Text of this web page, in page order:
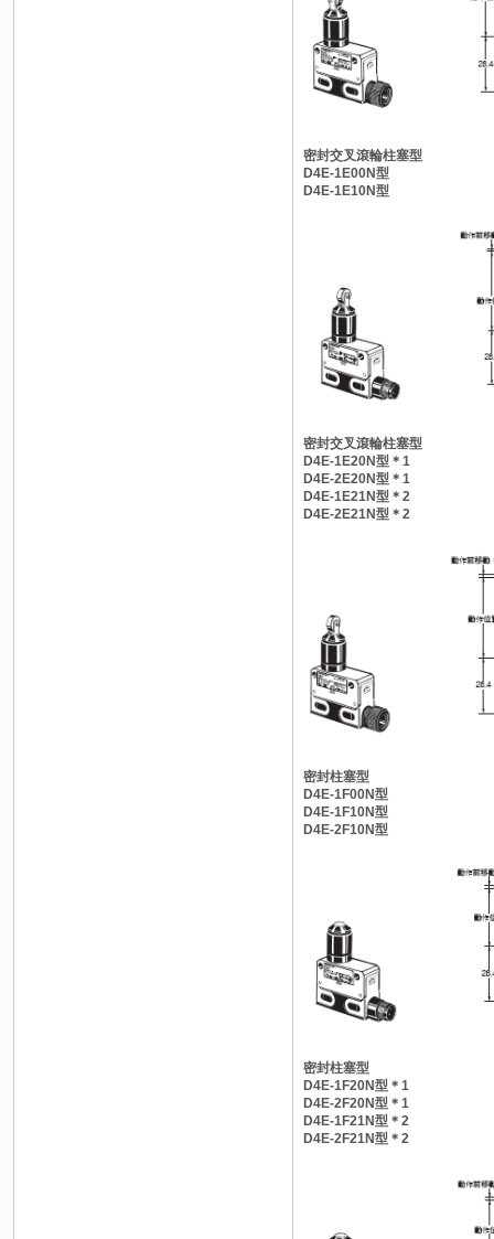
密封交叉滾輪柱塞型
D4E-1E00N型
D4E-1E10N型
密封交叉滾輪柱塞型
D4E-1E20N型＊1
D4E-2E20N型＊1
D4E-1E21N型＊2
D4E-2E21N型＊2
密封柱塞型
D4E-1F00N型
D4E-1F10N型
D4E-2F10N型
密封柱塞型
D4E-1F20N型＊1
D4E-2F20N型＊1
D4E-1F21N型＊2
D4E-2F21N型＊2